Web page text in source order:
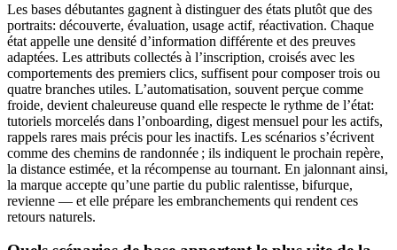
Les bases débutantes gagnent à distinguer des états plutôt que des
portraits: découverte, évaluation, usage actif, réactivation. Chaque
état appelle une densité d’information différente et des preuves
adaptées. Les attributs collectés à l’inscription, croisés avec les
comportements des premiers clics, suffisent pour composer trois ou
quatre branches utiles. L’automatisation, souvent perçue comme
froide, devient chaleureuse quand elle respecte le rythme de l’état:
tutoriels morcelés dans l’onboarding, digest mensuel pour les actifs,
rappels rares mais précis pour les inactifs. Les scénarios s’écrivent
comme des chemins de randonnée ; ils indiquent le prochain repère,
la distance estimée, et la récompense au tournant. En jalonnant ainsi,
la marque accepte qu’une partie du public ralentisse, bifurque,
revienne — et elle prépare les embranchements qui rendent ces
retours naturels.